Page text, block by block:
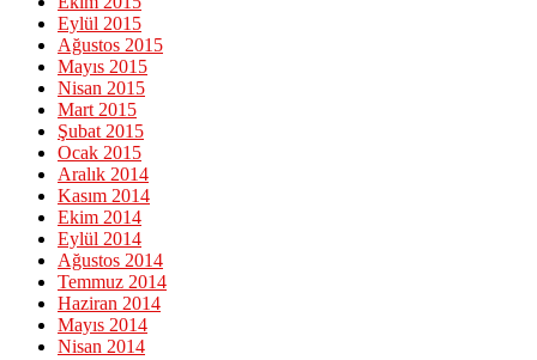
Eylül 2015
Ağustos 2015
Mayıs 2015
Nisan 2015
Mart 2015
Şubat 2015
Ocak 2015
Aralık 2014
Kasım 2014
Ekim 2014
Eylül 2014
Ağustos 2014
Temmuz 2014
Haziran 2014
Mayıs 2014
Nisan 2014